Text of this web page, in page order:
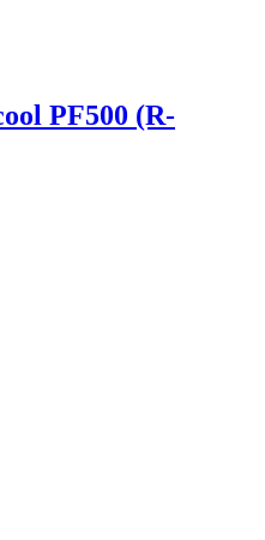
PF500 (R-